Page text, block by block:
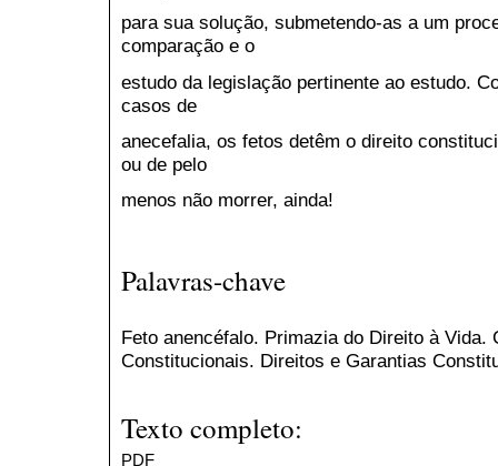
para sua solução, submetendo-as a um
comparação e o
estudo da legislação pertinente ao estudo.
casos de
anecefalia, os fetos detêm o direito
ou de pelo
menos não morrer, ainda!
Palavras-chave
Feto anencéfalo. Primazia do Direito à
Constitucionais. Direitos e Garantias
Texto completo:
PDF